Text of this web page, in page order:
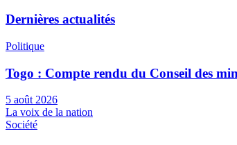
Dernières actualités
Politique
Togo : Compte rendu du Conseil des
5 août 2026
La voix de la nation
Société